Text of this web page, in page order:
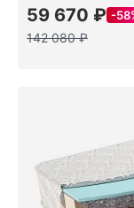
59 670 ₽
142 080 ₽